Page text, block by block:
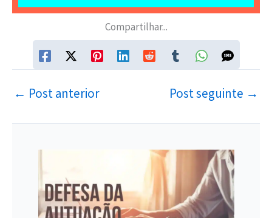
Compartilhar...
← Post anterior Post seguinte →